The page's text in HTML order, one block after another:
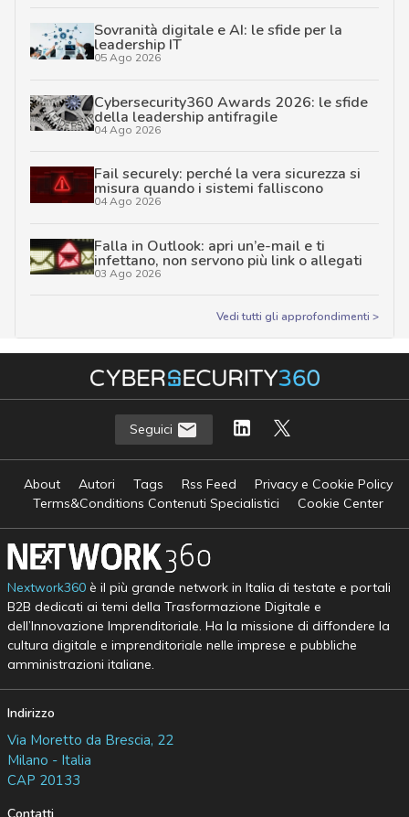
Sovranità digitale e AI: le sfide per la
leadership IT
05 Ago 2026
Cybersecurity360 Awards 2026: le sfide
della leadership antifragile
04 Ago 2026
Fail securely: perché la vera sicurezza si
misura quando i sistemi falliscono
04 Ago 2026
Falla in Outlook: apri un’e-mail e ti
infettano, non servono più link o allegati
03 Ago 2026
Vedi tutti gli approfondimenti >
Seguici
About Autori Tags Rss Feed
Privacy e Cookie Policy
Terms&Conditions Contenuti Specialistici
Cookie Center
Nextwork360è il più grande network in Italia di testate e portali
B2B dedicati ai temi della Trasformazione Digitale e
dell’Innovazione Imprenditoriale. Ha la missione di diffondere la
cultura digitale e imprenditoriale nelle imprese e pubbliche
amministrazioni italiane.
Indirizzo
Via Moretto da Brescia, 22
Milano - Italia
CAP 20133